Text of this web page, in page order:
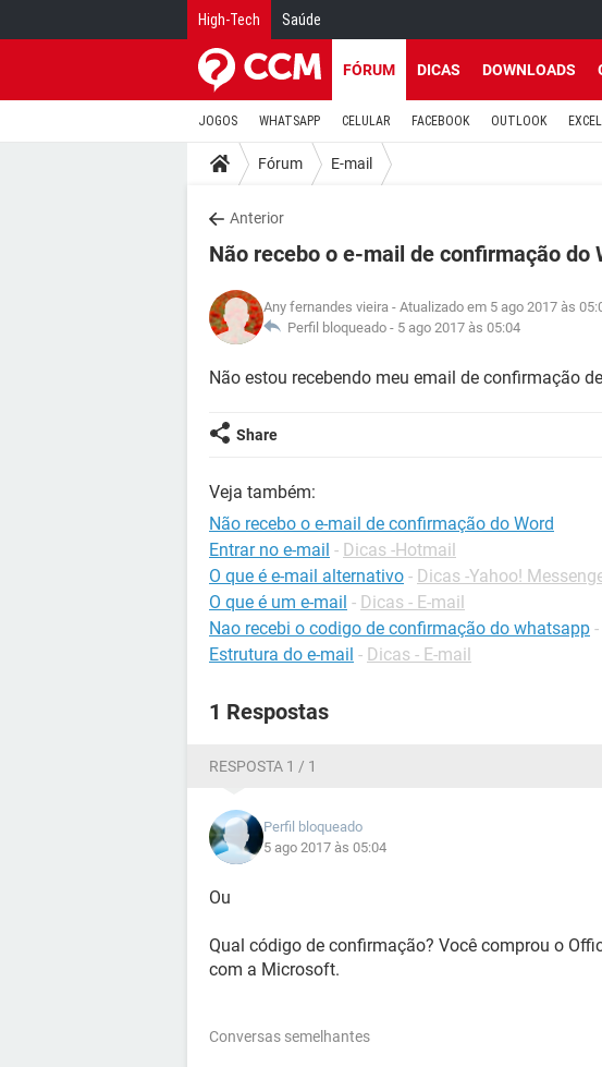
High-Tech Saúde
FÓRUM DICAS DOWNLOADS
JOGOS WHATSAPP CELULAR FACEBOOK OUTLOOK EXCEL
Fórum E-mail
Anterior
Não recebo o e-mail de confirmação do
Any fernandes vieira - Atualizado em 5 ago 2017 às
Perfil bloqueado - 5 ago 2017 às 05:04
Não estou recebendo meu email de confirmação
Share
Veja também:
Não recebo o e-mail de confirmação do Word
Entrar no e-mail - Dicas -Hotmail
O que é e-mail alternativo - Dicas -Yahoo!
O que é um e-mail - Dicas - E-mail
Nao recebi o codigo de confirmação do whatsapp -
Estrutura do e-mail - Dicas - E-mail
1 Respostas
RESPOSTA 1 / 1
Perfil bloqueado
5 ago 2017 às 05:04
Ou
Qual código de confirmação? Você comprou o
com a Microsoft.
Conversas semelhantes